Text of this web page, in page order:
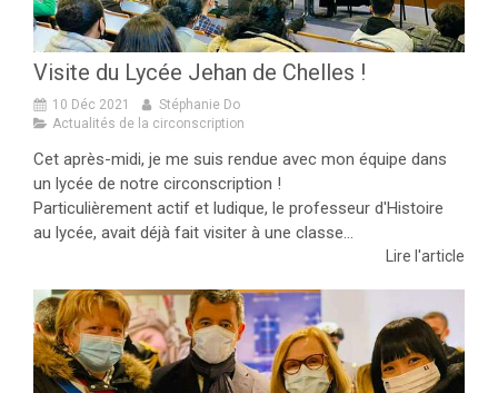
Visite du Lycée Jehan de Chelles !
10 Déc 2021
Stéphanie Do
Actualités de la circonscription
Cet après-midi, je me suis rendue avec mon équipe dans
un lycée de notre circonscription !
Particulièrement actif et ludique, le professeur d'Histoire
au lycée, avait déjà fait visiter à une classe...
Lire l'article